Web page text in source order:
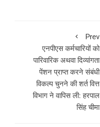
Prev
एनपीएस कर्मचारियों को
पारिवारिक अथवा दिव्यांगता
पेंशन प्राप्त करने संबंधी
विकल्प चुनने की शर्त वित्त
विभाग ने वापिस ली: हरपाल
सिंह चीमा